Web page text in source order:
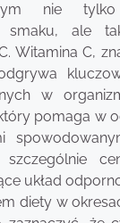
nie
smaku, ale
Witamina C,
w
pomaga w
układ
diety w